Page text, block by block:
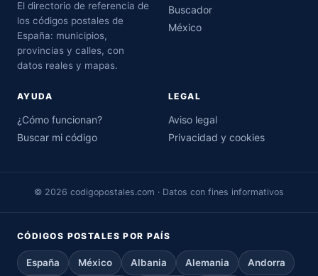
El directorio de referencia de
los códigos postales de
España: municipios,
provincias y calles, con
datos reales y mapas.
Buscador
México
AYUDA
¿Cómo funcionan?
Buscar mi código
LEGAL
Aviso legal
Privacidad y cookies
© 2026 codigopostales.com · Datos con fines informativos
CÓDIGOS POSTALES POR PAÍS
España México Albania Alemania Andorra